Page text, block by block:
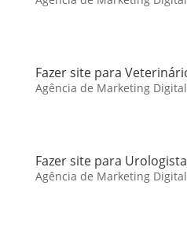
Fazer site para
Agência de Marketing
Fazer site para
Agência de Marketing